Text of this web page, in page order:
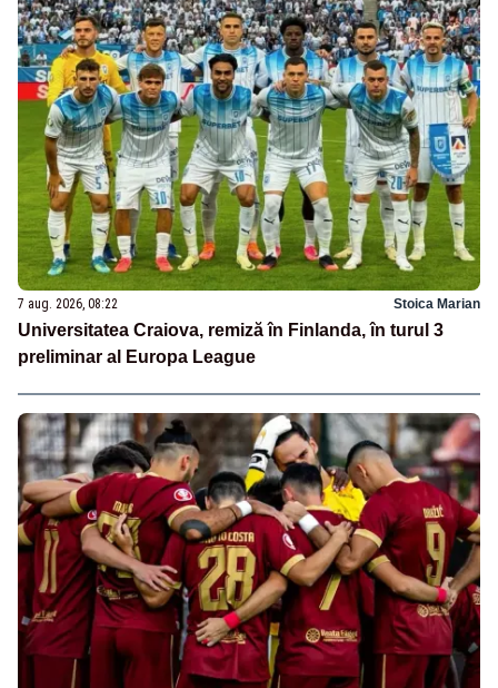
7 aug. 2026, 08:22 Stoica Marian
Universitatea Craiova, remiză în Finlanda, în turul 3
preliminar al Europa League